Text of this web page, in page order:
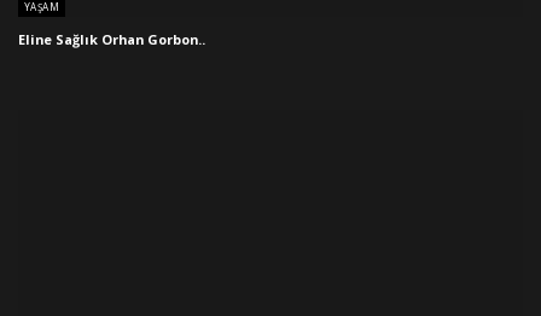
YAŞAM
Eline Sağlık Orhan Gorbon..